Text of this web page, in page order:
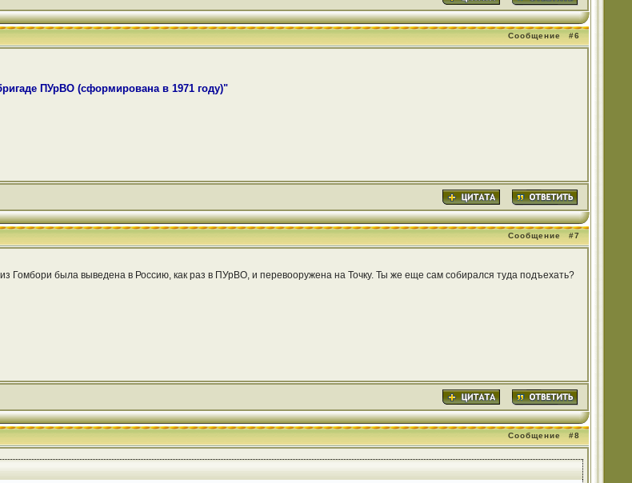
Сообщение #6
ПУрВО (сформирована в 1971 году)"
Сообщение #7
Гомбори была выведена в Россию, как раз в ПУрВО, и перевооружена на Точку. Ты же еще сам собирался туда подъехать?
Сообщение #8